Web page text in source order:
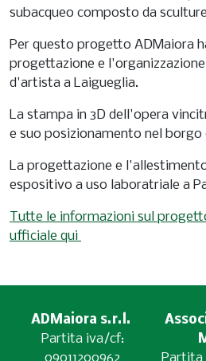
subacqueo composto da
Per questo progetto ADMaiora
progettazione e l'organizzazione
d'artista a Laigueglia.
La stampa in 3D dell'opera
e suo posizionamento nel borgo
La progettazione e l'allestimento dello spazio
Tutte le informazioni sul
ufficiale qui
ADMaiora s.r.l.
Partita iva/cf:
09011200962
Partita